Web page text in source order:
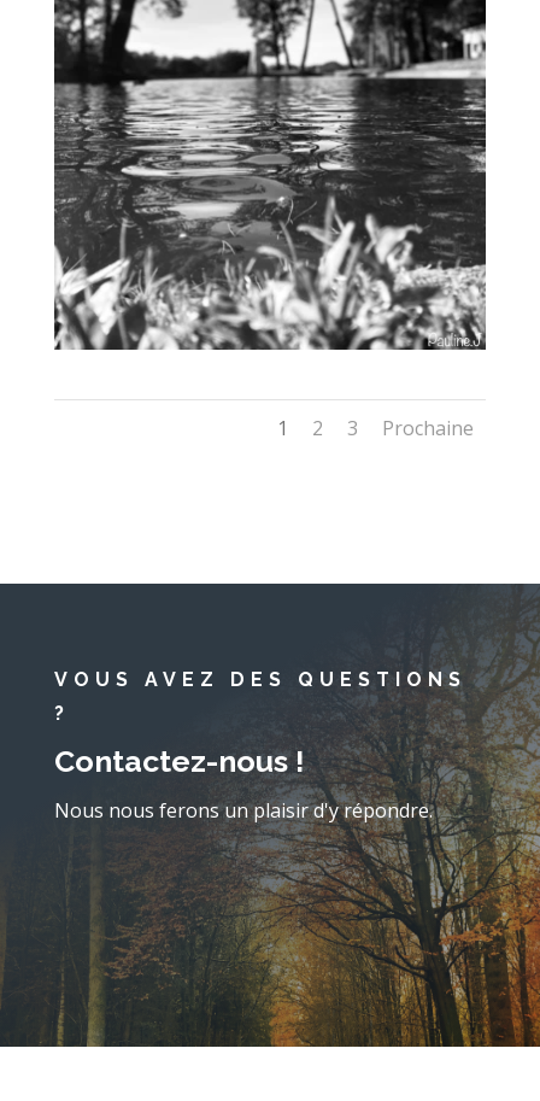
1 2 3 Prochaine
VOUS AVEZ DES QUESTIONS
?
Contactez-nous !
Nous nous ferons un plaisir d'y répondre.